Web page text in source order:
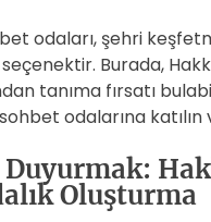
odaları, şehri
Burada,
tanıma fırsatı
odalarına katılın
Oluşturma